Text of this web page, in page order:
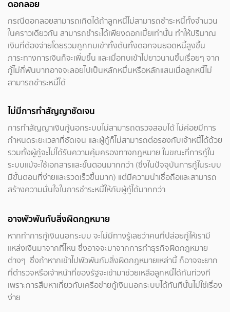
ดอกลอย
กรณีดอกลอยสามารถเกิดได้ถ้าลูกหนี้ไม่สามารถชำระหนี้ทั้งจำนวน
ในคราวเดียวกัน สามารถชำระได้เพียงดอกเบี้ยเท่านั้น ทำให้ปริมาณ
เงินที่ต้องจ่ายโดยรวมถูกทบเข้าทั้งต้นทั้งดอกจนยอดหนี้สูงขึ้น
ภาระทางการเงินก็จะเพิ่มขึ้น และเมื่อทบเข้าไปยาวนานขึ้นเรื่อยๆ จาก
กู้ไม่กี่พันบาทอาจจะลอยไปเป็นหลักหมื่นหรือหลักแสนเมื่อลูกหนี้ไม่
สามารถชำระหนี้ได้
ไม่มีการทำสัญญาชัดเจน
การทำสัญญาเงินกู้นอกระบบไม่สามารถตรวจสอบได้ ไม่ค่อยมีการ
กำหนดระยะเวลาที่ชัดเจน และผู้กู้ก็ไม่สามารถต่อรองกับเจ้าหนี้ได้ด้วย
รวมทั้งผู้กู้จะไม่ได้รับความคุ้มครองทางกฎหมาย ในขณะที่การกู้ใน
ระบบแม้จะใช้เอกสารและขั้นตอนมากกว่า (ซึ่งในปัจจุบันการกู้ในระบบ
มีขั้นตอนที่ง่ายและรวดเร็วขึ้นมาก) แต่มีความน่าเชื่อถือและสามารถ
สร้างความมั่นใจในการชำระหนี้ให้กับผู้กู้ได้มากกว่า
อาจพัวพันกับสิ่งผิดกฎหมาย
หากทำการกู้เงินนอกระบบ จะไม่มีทางรู้เลยว่าคนที่ปล่อยกู้ให้เรามี
แหล่งเงินมาจากที่ไหน ซึ่งอาจจะมาจากการทำธุรกิจผิดกฎหมาย
ต่างๆ ซึ่งถ้าหากเข้าไปพัวพันกับสิ่งผิดกฎหมายเหล่านี้ ก็อาจจะยาก
ที่ตำรวจหรือเจ้าหน้าที่ของรัฐจะเข้ามาช่วยเหลือลูกหนี้ได้ทันท่วงที
เพราะการสืบหาเกี่ยวกับเครือข่ายกู้เงินนอกระบบได้ทันทีนั้นไม่ใช่เรื่อง
ง่าย